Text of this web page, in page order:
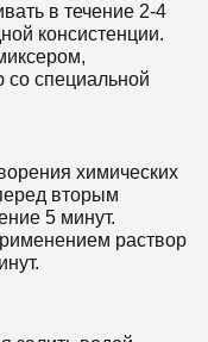
в течение 2-4
консистенции.
со специальной
химических
вторым
5 минут.
раствор